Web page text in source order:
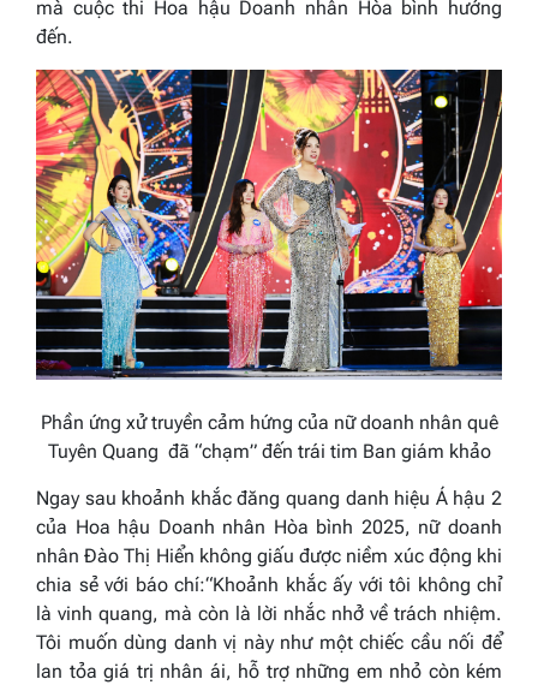
mà cuộc thi Hoa hậu Doanh nhân Hòa bình hướng
đến.
Phần ứng xử truyền cảm hứng của nữ doanh nhân quê
Tuyên Quang đã “chạm” đến trái tim Ban giám khảo
Ngay sau khoảnh khắc đăng quang danh hiệu Á hậu 2
của Hoa hậu Doanh nhân Hòa bình 2025, nữ doanh
nhân Đào Thị Hiển không giấu được niềm xúc động khi
chia sẻ với báo chí:“Khoảnh khắc ấy với tôi không chỉ
là vinh quang, mà còn là lời nhắc nhở về trách nhiệm.
Tôi muốn dùng danh vị này như một chiếc cầu nối để
lan tỏa giá trị nhân ái, hỗ trợ những em nhỏ còn kém